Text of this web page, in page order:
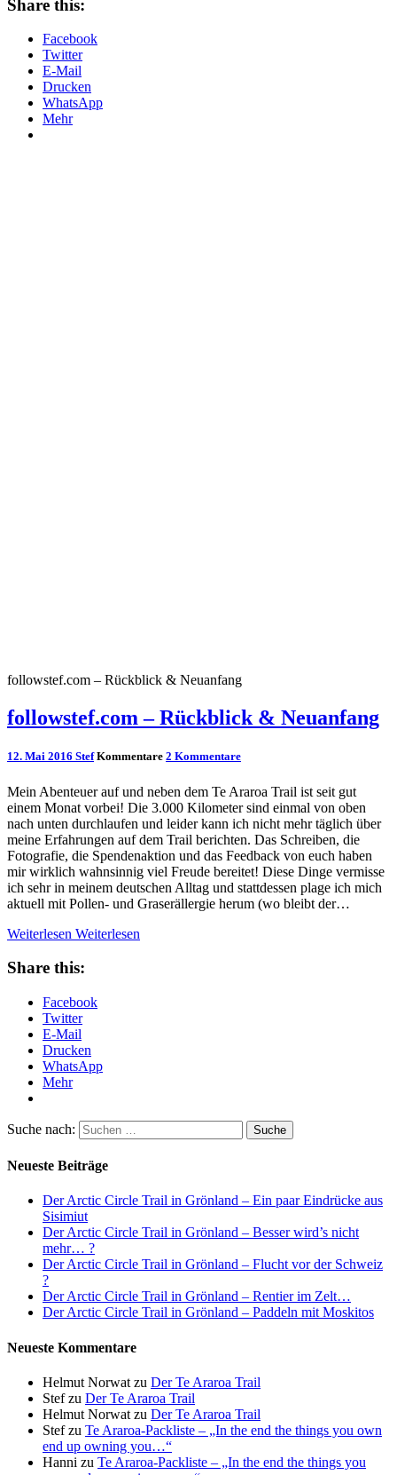
Share this:
Facebook
Twitter
E-Mail
Drucken
WhatsApp
Mehr
followstef.com – Rückblick & Neuanfang
followstef.com – Rückblick & Neuanfang
12. Mai 2016 Stef Kommentare 2 Kommentare
Mein Abenteuer auf und neben dem Te Araroa Trail ist seit gut
einem Monat vorbei! Die 3.000 Kilometer sind einmal von oben
nach unten durchlaufen und leider kann ich nicht mehr täglich über
meine Erfahrungen auf dem Trail berichten. Das Schreiben, die
Fotografie, die Spendenaktion und das Feedback von euch haben
mir wirklich wahnsinnig viel Freude bereitet! Diese Dinge vermisse
ich sehr in meinem deutschen Alltag und stattdessen plage ich mich
aktuell mit Pollen- und Graserällergie herum (wo bleibt der…
Weiterlesen Weiterlesen
Share this:
Facebook
Twitter
E-Mail
Drucken
WhatsApp
Mehr
Suche nach: Suche
Neueste Beiträge
Der Arctic Circle Trail in Grönland – Ein paar Eindrücke aus
Sisimiut
Der Arctic Circle Trail in Grönland – Besser wird’s nicht
mehr… ?
Der Arctic Circle Trail in Grönland – Flucht vor der Schweiz
?
Der Arctic Circle Trail in Grönland – Rentier im Zelt…
Der Arctic Circle Trail in Grönland – Paddeln mit Moskitos
Neueste Kommentare
Helmut Norwat zu Der Te Araroa Trail
Stefzu Der Te Araroa Trail
Helmut Norwat zu Der Te Araroa Trail
Stefzu Te Araroa-Packliste – „In the end the things you own
end up owning you…“
Hanni zu Te Araroa-Packliste – „In the end the things you